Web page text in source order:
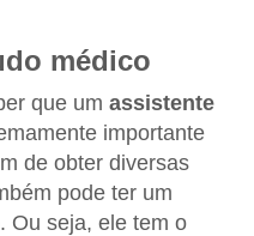
médico
que um assistente
importante
de obter diversas
pode ter um
Ou seja, ele tem o